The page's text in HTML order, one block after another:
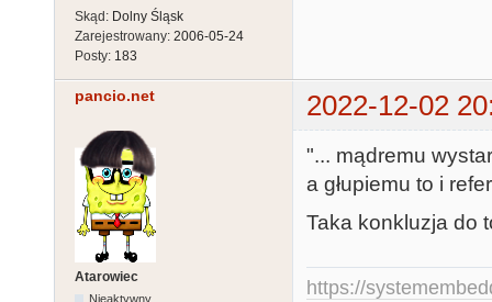
Skąd: Dolny Śląsk
Zarejestrowany: 2006-05-24
Posty: 183
pancio.net 2022-12-02
Atarowiec
Nieaktywny
"... mądremu
a głupiemu to i
Taka konkluzja do
https://